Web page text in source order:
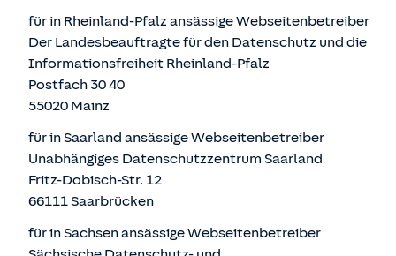
für in Rheinland-Pfalz ansässige Webseitenbetreiber
Der Landesbeauftragte für den Datenschutz und die
Informationsfreiheit Rheinland-Pfalz
Postfach 30 40
55020 Mainz
für in Saarland ansässige Webseitenbetreiber
Unabhängiges Datenschutzzentrum Saarland
Fritz-Dobisch-Str. 12
66111 Saarbrücken
für in Sachsen ansässige Webseitenbetreiber